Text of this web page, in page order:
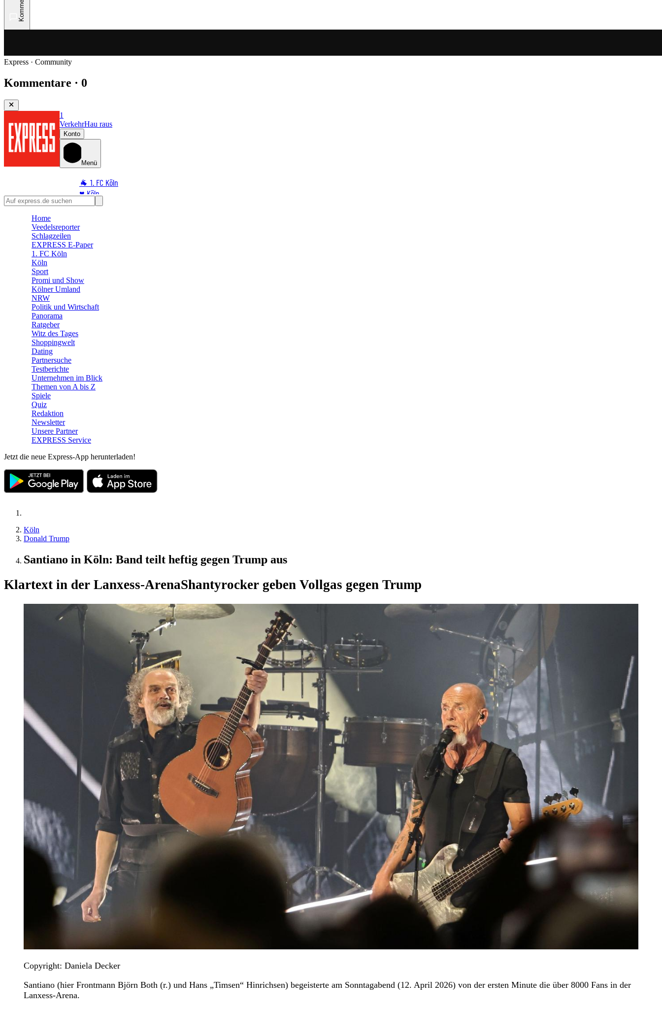
Express · Community
Kommentare · 0
1
VerkehrHau raus
Konto
Menü
🐐 1. FC Köln
♥️ Köln
⭐ Promi
🛒 Shoppingwelt
🧩 Spiele
Home
Veedelsreporter
Schlagzeilen
EXPRESS E-Paper
1. FC Köln
Köln
Sport
Promi und Show
Kölner Umland
NRW
Politik und Wirtschaft
Panorama
Ratgeber
Witz des Tages
Shoppingwelt
Dating
Partnersuche
Testberichte
Unternehmen im Blick
Themen von A bis Z
Spiele
Quiz
Redaktion
Newsletter
Unsere Partner
EXPRESS Service
Jetzt die neue Express-App herunterladen!
Köln
Donald Trump
Santiano in Köln: Band teilt heftig gegen Trump aus
Klartext in der Lanxess-ArenaShantyrocker geben Vollgas gegen Trump
Copyright: Daniela Decker
Santiano (hier Frontmann Björn Both (r.) und Hans „Timsen“ Hinrichsen) begeisterte am Sonntagabend (12. April 2026) von der ersten Minute die über 8000 Fans in der
Lanxess-Arena.